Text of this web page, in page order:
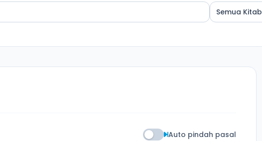
Semua Kitab
Auto pindah pasal